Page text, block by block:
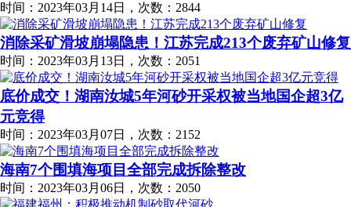
时间：2023年03月14日，次数：2844
消除采矿滑坡崩塌隐患！江苏完成213个废弃矿山修复
时间：2023年03月13日，次数：2051
底价成交！湖南汝城5年河砂开采权被当地国企超3亿
元竞得
时间：2023年03月07日，次数：2152
海南7个围填海项目全部完成拆除整改
时间：2023年03月06日，次数：2050